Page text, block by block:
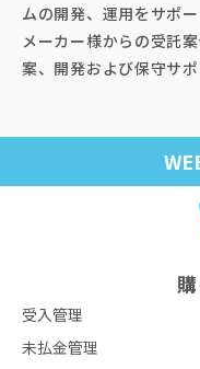
ムの開発、運⽤をサポ
メーカー様からの受託
案、開発および保守サポ
受⼊管理
未払⾦管理